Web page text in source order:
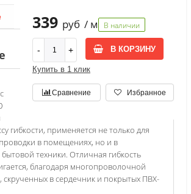
339 руб / м В наличии
В КОРЗИНУ
Купить в 1 клик
Сравнение Избранное
Характеристики
гибкости, применяется не только для
в помещениях, но и в
техники. Отличная гибкость
благодаря многопроволочной
скрученных в сердечник и покрытых ПВХ-